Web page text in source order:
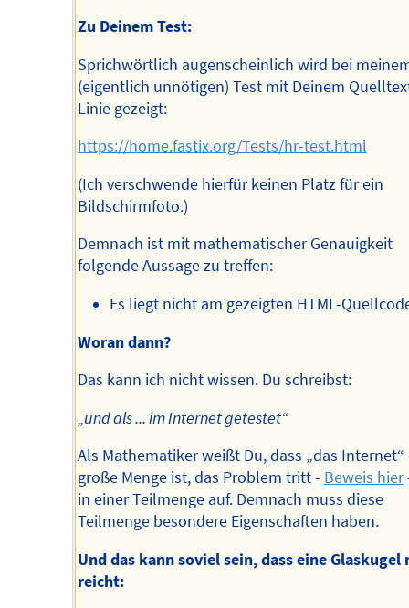
Zu Deinem Test:
Sprichwörtlich augenscheinlich wird bei
(eigentlich unnötigen) Test mit Deinem
Linie gezeigt:
https://home.fastix.org/Tests/hr-test.html
(Ich verschwende hierfür keinen Platz für ein
Bildschirmfoto.)
Demnach ist mit mathematischer Genauigkeit
folgende Aussage zu treffen:
Es liegt nicht am gezeigten HTML-
Woran dann?
Das kann ich nicht wissen. Du schreibst:
„und als ... im Internet getestet“
Als Mathematiker weißt Du, dass „das Internet“
große Menge ist, das Problem tritt - Beweis hier
in einer Teilmenge auf. Demnach muss diese
Teilmenge besondere Eigenschaften haben.
Und das kann soviel sein, dass eine Glaskugel
reicht: